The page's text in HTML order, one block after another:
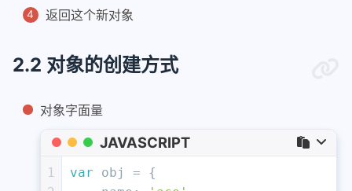
返回这个新对象
2.2 对象的创建方式
对象字面量
JAVASCRIPT
1
var obj = {